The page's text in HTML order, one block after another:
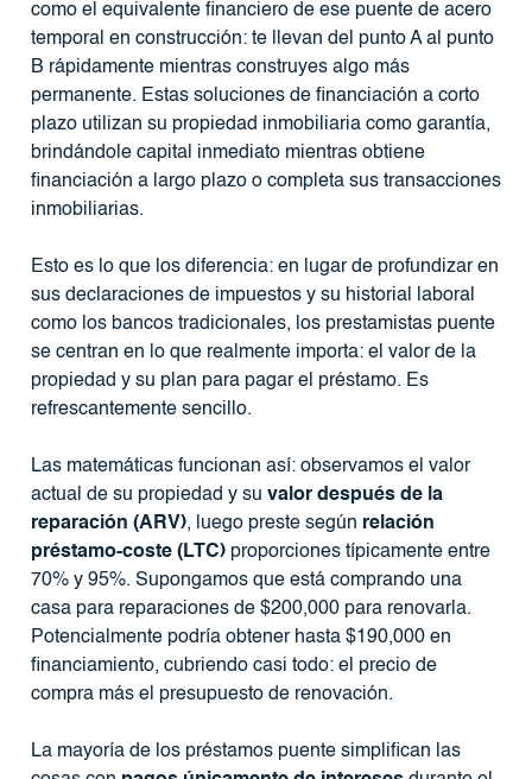
como el equivalente financiero de ese puente de acero
temporal en construcción: te llevan del punto A al punto
B rápidamente mientras construyes algo más
permanente. Estas soluciones de financiación a corto
plazo utilizan su propiedad inmobiliaria como garantía,
brindándole capital inmediato mientras obtiene
financiación a largo plazo o completa sus transacciones
inmobiliarias.
Esto es lo que los diferencia: en lugar de profundizar en
sus declaraciones de impuestos y su historial laboral
como los bancos tradicionales, los prestamistas puente
se centran en lo que realmente importa: el valor de la
propiedad y su plan para pagar el préstamo. Es
refrescantemente sencillo.
Las matemáticas funcionan así: observamos el valor
actual de su propiedad y su valor después de la
reparación (ARV), luego preste según relación
préstamo-coste (LTC)proporciones típicamente entre
70% y 95%. Supongamos que está comprando una
casa para reparaciones de $200,000 para renovarla.
Potencialmente podría obtener hasta $190,000 en
financiamiento, cubriendo casi todo: el precio de
compra más el presupuesto de renovación.
La mayoría de los préstamos puente simplifican las